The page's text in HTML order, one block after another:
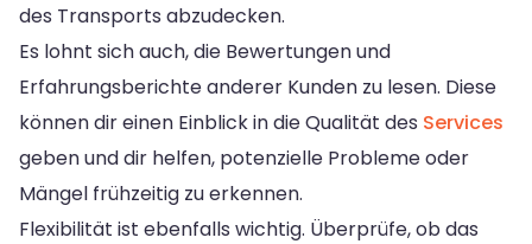
des Transports abzudecken.
Es lohnt sich auch, die Bewertungen und
Erfahrungsberichte anderer Kunden zu lesen. Diese
können dir einen Einblick in die Qualität des Services
geben und dir helfen, potenzielle Probleme oder
Mängel frühzeitig zu erkennen.
Flexibilität ist ebenfalls wichtig. Überprüfe, ob das